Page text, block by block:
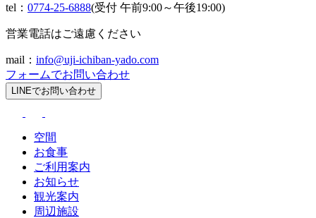
tel： 0774-25-6888(受付 午前9:00～午後19:00)
営業電話はご遠慮ください
mail： info@uji-ichiban-yado.com
フォームでお問い合わせ
LINEでお問い合わせ
空間
お食事
ご利用案内
お知らせ
観光案内
周辺施設